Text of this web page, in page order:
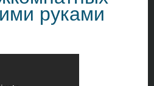
руками